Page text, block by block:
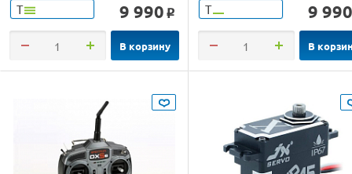
Т 9 990 o
В корзину
Т 9 990
В